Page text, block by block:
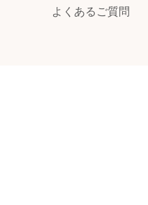
よくあるご質問